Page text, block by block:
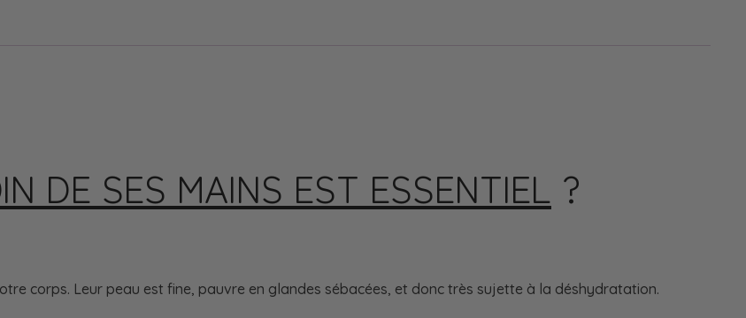
DE SES MAINS EST ESSENTIEL ?
corps. Leur peau est fine, pauvre en glandes sébacées, et donc très sujette à la déshydratation.